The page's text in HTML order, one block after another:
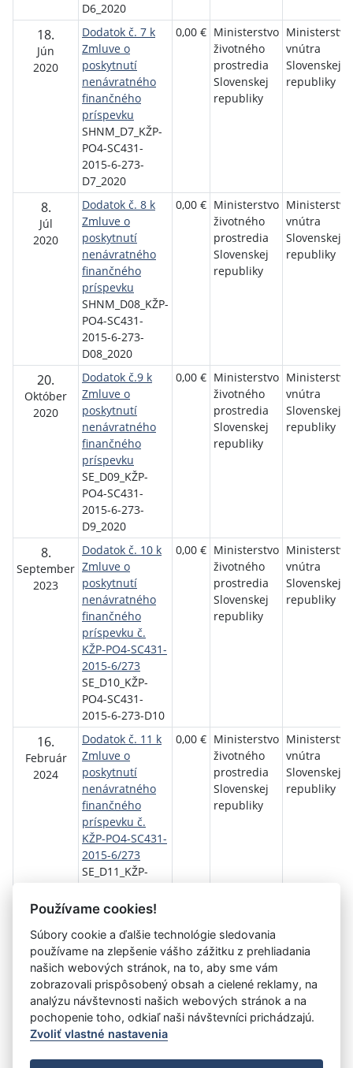
D6_2020
18.
Jún
2020
Dodatok č. 7 k
Zmluve o
poskytnutí
nenávratného
finančného
príspevku
SHNM_D7_KŽP-
PO4-SC431-
2015-6-273-
D7_2020
0,00 € Ministerstvo
životného
prostredia
Slovenskej
republiky
Ministerstvo
vnútra
Slovenskej
republiky
8.
Júl
2020
Dodatok č. 8 k
Zmluve o
poskytnutí
nenávratného
finančného
príspevku
SHNM_D08_KŽP-
PO4-SC431-
2015-6-273-
D08_2020
0,00 € Ministerstvo
životného
prostredia
Slovenskej
republiky
Ministerstvo
vnútra
Slovenskej
republiky
20.
Október
2020
Dodatok č.9 k
Zmluve o
poskytnutí
nenávratného
finančného
príspevku
SE_D09_KŽP-
PO4-SC431-
2015-6-273-
D9_2020
0,00 € Ministerstvo
životného
prostredia
Slovenskej
republiky
Ministerstvo
vnútra
Slovenskej
republiky
8.
September
2023
Dodatok č. 10 k
Zmluve o
poskytnutí
nenávratného
finančného
príspevku č.
KŽP-PO4-SC431-
2015-6/273
SE_D10_KŽP-
PO4-SC431-
2015-6-273-D10
0,00 € Ministerstvo
životného
prostredia
Slovenskej
republiky
Ministerstvo
vnútra
Slovenskej
republiky
16.
Február
2024
Dodatok č. 11 k
Zmluve o
poskytnutí
nenávratného
finančného
príspevku č.
KŽP-PO4-SC431-
2015-6/273
SE_D11_KŽP-
2015-6-273-D11
0,00 € Ministerstvo
životného
prostredia
Slovenskej
republiky
Ministerstvo
vnútra
Slovenskej
republiky
Návrat späť
Vystavil:Ministerstvo vnútra SR (Sekcia ekonomiky)
Úrad vlády SR - Všetky práva vyhradené
Používame cookies!
Súbory cookie a ďalšie technológie sledovania
používame na zlepšenie vášho zážitku z prehliadania
našich webových stránok, na to, aby sme vám
zobrazovali prispôsobený obsah a cielené reklamy, na
analýzu návštevnosti našich webových stránok a na
pochopenie toho, odkiaľ naši návštevníci prichádzajú.
Zvoliť vlastné nastavenia